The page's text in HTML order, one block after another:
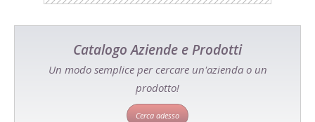
Catalogo Aziende e Prodotti
Un modo semplice per cercare un'azienda o un
prodotto!
Cerca adesso